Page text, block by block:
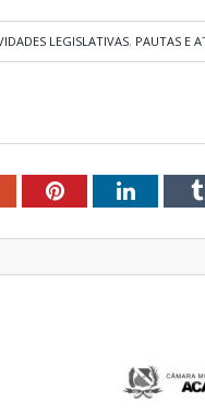
LEGISLATIVAS, PAUTAS E
PinterestLinkedIn